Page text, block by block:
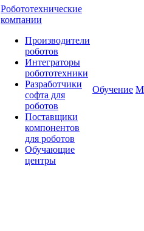
Робототехнические
компании
Производители
роботов
Интеграторы
робототехники
Разработчики
софта для
роботов
Поставщики
компонентов
для роботов
Обучающие
центры
Обучение